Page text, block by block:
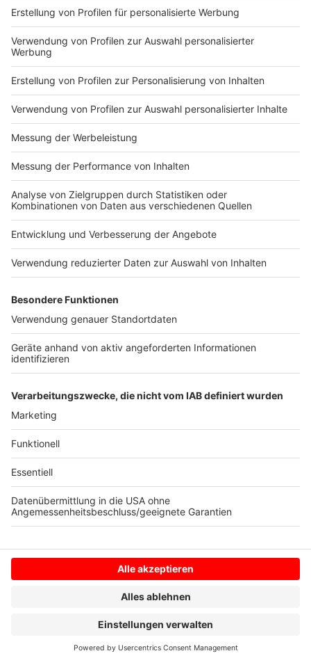
Weitere elf Kandidatinnen und Kandidaten haben sich
für das Direktmandat im Wahlkreis Münster aufstellen
lassen:
Klaus Kretzer(FDP, 42)
Helmut Birke (AfD, 67)
Kira Sawilla(Die Linke, 21)
Olaf Wirl (Freie Wähler, 54, wohnt in Greven)
Roland Scholle
(Die Partei, 42)
Alina Möller
Carina Beckmann(Volt, 28)
Peter Balint(Die Basis, 70)
Andrea Dumberger
(Internationale Liste, 63,
wohnt in Recklinghausen)
Manfred Stolper(Deutsche Kommunistische
Partei, 58, wohnt in Duisburg)
Wahlberechtigt sind gut 233.000 Münsteranerinnen
und Münsteraner. Wählen darf, wer mindestens 18
Jahre alt ist und seit mindestens drei Monaten in
Deutschland lebt. Die Wahlbeteiligung in Münster lag
Anzeige